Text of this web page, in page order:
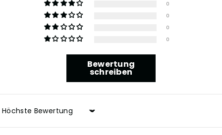
0
0
0
0
Bewertung
schreiben
Sort by